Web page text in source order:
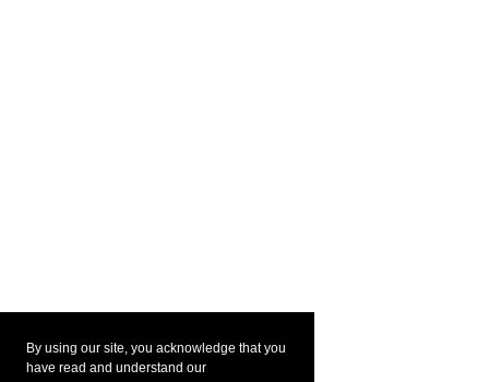
By using our site, you acknowledge that you
have read and understand our